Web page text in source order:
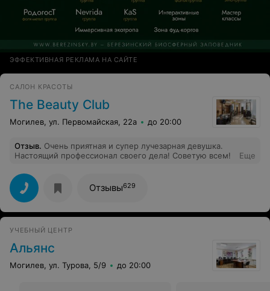
ЭФФЕКТИВНАЯ РЕКЛАМА НА САЙТЕ
САЛОН КРАСОТЫ
The Beauty Club
Могилев, ул. Первомайская, 22а до 20:00
Отзыв. Очень приятная и супер лучезарная девушка.
Настоящий профессионал своего дела! Советую всем!
Еще
Отзывы629
УЧЕБНЫЙ ЦЕНТР
Альянс
Могилев, ул. Турова, 5/9 до 20:00